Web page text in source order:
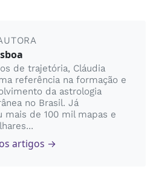
de trajetória, Cláudia
referência na formação e
da astrologia
no Brasil. Já
mais de 100 mil mapas e
artigos →